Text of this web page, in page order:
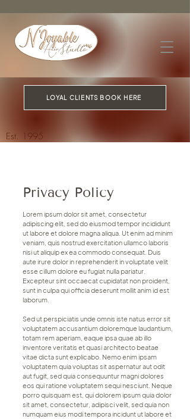
LOYAL CLIENTS BOOK HERE
Est. 1995
Privacy Policy
Lorem ipsum dolor sit amet, consectetur
adipiscing elit, sed do eiusmod tempor incididunt
ut labore et dolore magna aliqua. Ut enim ad minim
veniam, quis nostrud exercitation ullamco laboris
nisi ut aliquip ex ea commodo consequat. Duis
aute irure dolor in reprehenderit in voluptate velit
esse cillum dolore eu fugiat nulla pariatur.
Excepteur sint occaecat cupidatat non proident,
sunt in culpa qui officia deserunt mollit anim id est
laborum.
Sed ut perspiciatis unde omnis iste natus error sit
voluptatem accusantium doloremque laudantium,
totam rem aperiam, eaque ipsa quae ab illo
inventore veritatis et quasi architecto beatae
vitae dicta sunt explicabo. Nemo enim ipsam
voluptatem quia voluptas sit aspernatur aut odit
aut fugit, sed quia consequuntur magni dolores
eos qui ratione voluptatem sequi nesciunt. Neque
porro quisquam est, qui dolorem ipsum quia dolor
sit amet, consectetur, adipisci velit, sed quia non
numquam eius modi tempora incidunt ut labore et